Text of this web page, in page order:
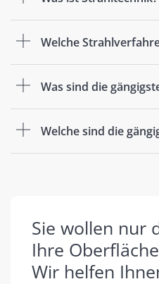
Welche
Was sind die
Welche sind die
Sie wollen nur
Ihre
Wir helfen